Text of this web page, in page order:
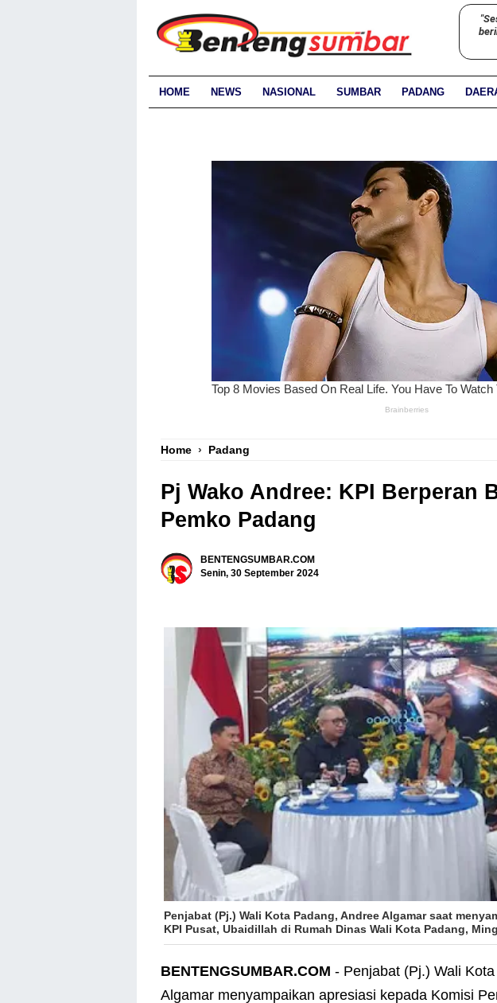
HOME NEWS NASIONAL SUMBAR PADANG
Home › Padang
Pj Wako Andree: KPI Berperan
Pemko Padang
BENTENGSUMBAR.COM
Senin, 30 September 2024
Penjabat (Pj.) Wali Kota Padang, Andree Algamarsaat
KPI Pusat, Ubaidillah di Rumah Dinas Wali Kota Padang,
BENTENGSUMBAR.COM - Penjabat (Pj.) Wali
Algamar menyampaikan apresiasi kepada Komisi